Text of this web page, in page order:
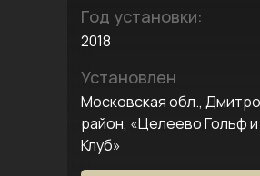
Год установки:
2018
Установлен
Московская обл.,
район, «Целеево Гольф
Клуб»